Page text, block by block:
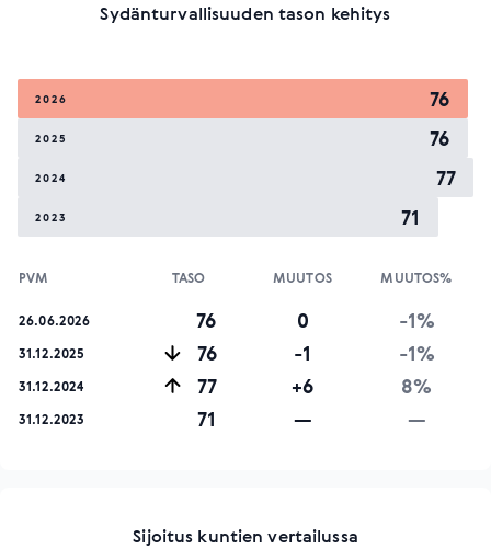
Sydänturvallisuuden tason kehitys
2026 76
2025 76
2024 77
2023 71
PVM TASO MUUTOS MUUTOS%
26.06.2026 76 0 -1%
31.12.2025 76 -1 -1%
31.12.2024 77 +6 8%
31.12.2023 71 — —
Sijoitus kuntien vertailussa